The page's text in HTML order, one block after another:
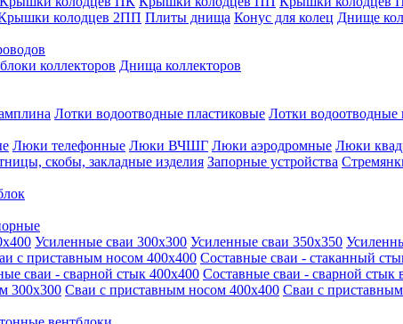
колодцев 2ПП Плиты днища Конус для колец Днище
коллекторов Днища коллекторов
Лотки водоотводные пластиковые Лотки водоотводные
Люки телефонные Люки ВЧШГ Люки аэродромные Люки
скобы, закладные изделия Запорные устройства
Усиленные сваи 300х300 Усиленные сваи 350х350
с приставным носом 400х400 Составные сваи - стаканный
сваи - сварной стык 400х400 Составные сваи - сварной
300х300 Сваи с приставным носом 400х400 Сваи с